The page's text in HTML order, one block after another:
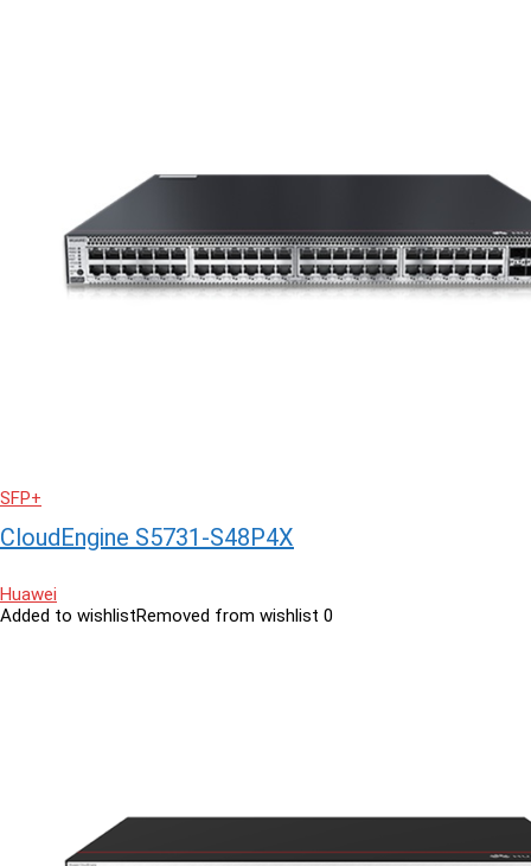
SFP+
CloudEngine S5731-S48P4X
Huawei
Added to wishlistRemoved from wishlist 0